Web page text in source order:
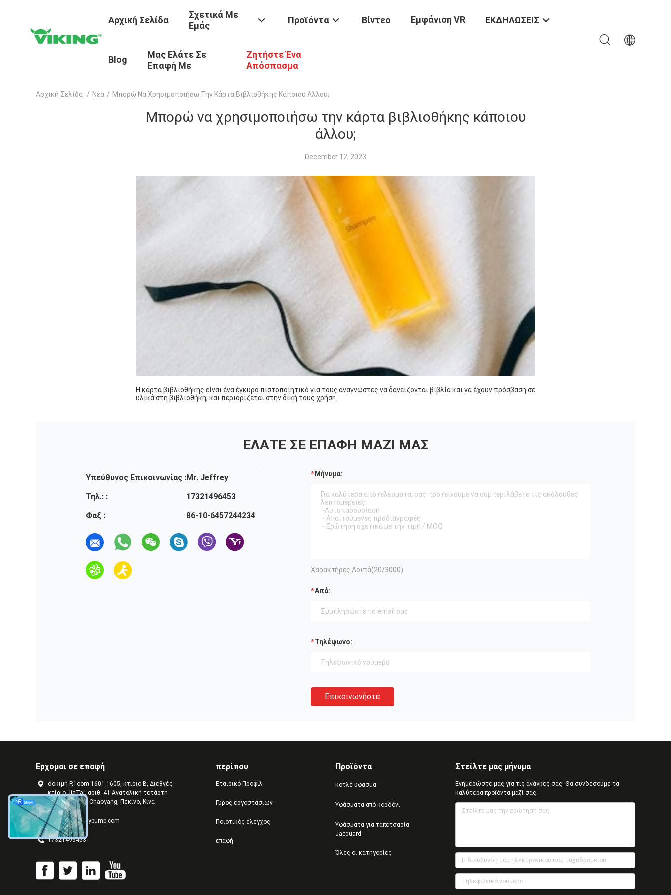
Αρχική Σελίδα
Σχετικά Με
Εμάς
Προϊόντα Βίντεο Εμφάνιση VR ΕΚΔΗΛΩΣΕΙΣ
Blog
Μας Ελάτε Σε
Επαφή Με
Ζητήστε Ένα
Απόσπασμα
Αρχική Σελίδα / Νέα / Μπορώ Να Χρησιμοποιήσω Την Κάρτα Βιβλιοθήκης Κάποιου Άλλου;
Μπορώ να χρησιμοποιήσω την κάρτα βιβλιοθήκης κάποιου
άλλου;
December 12, 2023
Η κάρτα βιβλιοθήκης είναι ένα έγκυρο πιστοποιητικό για τους αναγνώστες να δανείζονται βιβλία και να έχουν πρόσβαση σε
υλικά στη βιβλιοθήκη, και περιορίζεται στην δική τους χρήση.
ΕΛΆΤΕ ΣΕ ΕΠΑΦΉ ΜΑΖΊ ΜΑΣ
Υπεύθυνος Επικοινωνίας :Mr. Jeffrey
Τηλ.: :
17321496453
Φαξ :
86-10-6457244234
Μήνυμα:
Χαρακτήρες Λοιπά(20/3000)
Από:
Τηλέφωνο:
Επικοινωνήστε
Ερχομαι σε επαφή
δοκιμή R1oom 1601-1605, κτίριο Β, Διεθνές
κτίριο JiaTai, αριθ. 41 Ανατολική τετάρτη
οδός, περιοχή Chaoyang, Πεκίνο, Κίνα
jeffreyth@slurrypump.com
17321496453
περίπου
Εταιρικό Προφίλ
Γύρος εργοστασίων
Ποιοτικός έλεγχος
επαφή
Προϊόντα
κοτλέ ύφασμα
Υφάσματα από κορδόνι
Υφάσματα για ταπετσαρία
Jacquard
Όλες οι κατηγορίες
Στείλτε μας μήνυμα
Ενημερώστε μας για τις ανάγκες σας. Θα συνδέσουμε τα
καλύτερα προϊόντα μαζί σας.